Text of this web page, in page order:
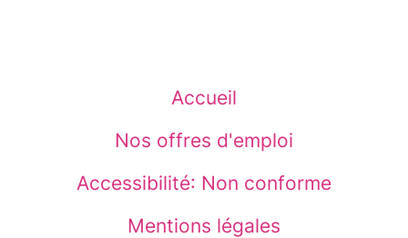
Accueil
Nos offres d'emploi
Accessibilité: Non conforme
Mentions légales